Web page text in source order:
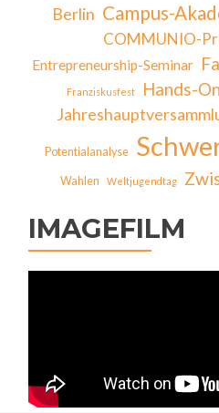
Berlin Campus-
COMMUNIO-
Entrepreneurship-Seminar
Franziskusfest Hands-
Potentialanalyse
Wahlen Weltjugendtag
IMAGEFILM